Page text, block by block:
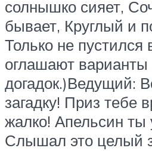
солнышко сияет,
бывает, Круглый и
Только не пустился
оглашают варианты
догадок.)Ведущий:
загадку! Приз тебе
жалко! Апельсин
Слышал это целый